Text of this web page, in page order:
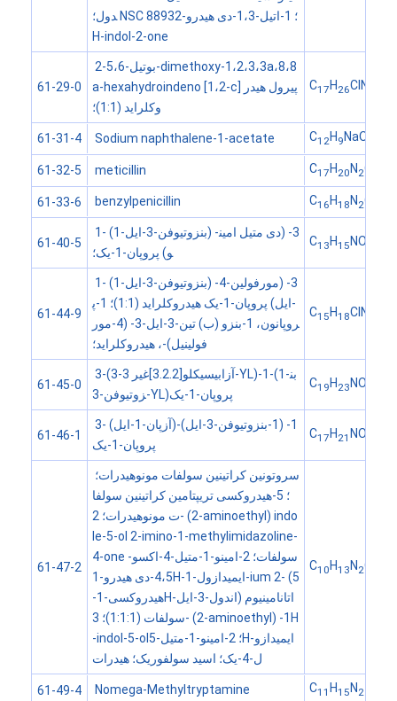
دول؛ NSC 8893؛ 1-اتیل-1،3-دی هیدرو-2
H-indol-2-one
61-29-0
2-بوتیل-5،6-dimethoxy-1،2،3،3a،8،8
a-hexahydroindeno [1،2-c] پیرول هیدر
وکلراید (1:1)؛
C17H 26ClNO
61-31-4 Sodium naphthalene-1-acetate C12H 9NaO
61-32-5 meticillin C17H 20N 2O
61-33-6 benzylpenicillin C16H18N2O
61-40-5
1- (1-بنزوتیوفن-3-ایل) -3- (دی متیل امین
و) پروپان-1-یک؛
C13H15NOS
61-44-9
1- (1-بنزوتیوفن-3-ایل) -3- (مورفولین-4
-ایل) پروپان-1-یک هیدروکلراید (1:1)؛ 1-پ
روپانون، 1-بنزو (ب) تین-3-ایل-3- (4-مور
فولینیل)-، هیدروکلراید؛
C15H18ClNO
61-45-0
3-(3-آزابیسیکلو[3.2.2]غیر 3-YL)-1-(1-بن
زوتیوفن-3-YL)پروپان-1-یک
C19H 23NOS
61-46-1
3- (آزپان-1-ایل)-1- (1-بنزوتیوفن-3-ایل)
پروپان-1-یک
C17H 21NOS
61-47-2
؛ 5-هیدروکسی تریپتامین کراتینین سولفا
ت مونوهیدرات؛ 2- (2-aminoethyl) indo
le-5-ol 2-imino-1-methylimidazoline-
4-one سولفات؛ 2-امینو-1-متیل-4-اکسو-
4،5-دی هیدرو-1H-ایمیدازول-1-ium 2- (5
-هیدروکسی-1H-اندول-3-ایل) اتانامینیوم
سولفات (1:1:1)؛ 3- (2-aminoethyl) -1H
-indol-5-ol؛ 2-امینو-1-متیل-5H-ایمیدازو
ل-4-یک؛ اسید سولفوریک؛ هیدرات
C10H13N 2O
61-49-4 Nomega-Methyltryptamine C11H15N 2